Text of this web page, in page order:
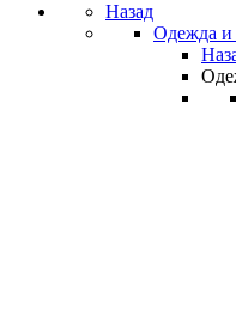
Назад
Одежда и